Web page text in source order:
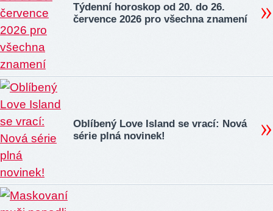
Týdenní horoskop od 20. do 26.
července 2026 pro všechna znamení
Oblíbený Love Island se vrací: Nová
série plná novinek!